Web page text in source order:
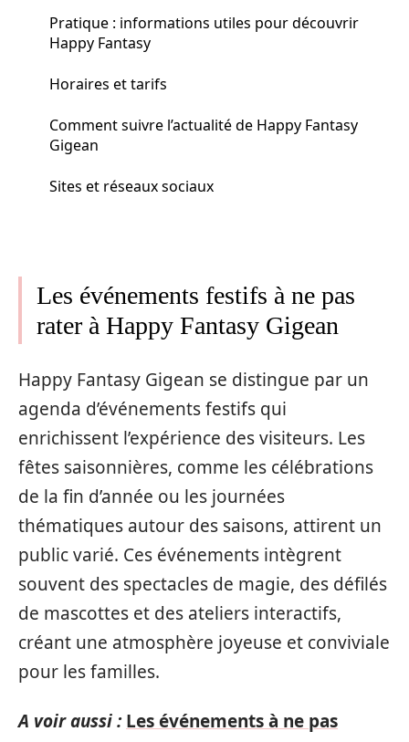
Pratique : informations utiles pour découvrir
Happy Fantasy
Horaires et tarifs
Comment suivre l’actualité de Happy Fantasy
Gigean
Sites et réseaux sociaux
Les événements festifs à ne pas
rater à Happy Fantasy Gigean
Happy Fantasy Gigean se distingue par un
agenda d’événements festifs qui
enrichissent l’expérience des visiteurs. Les
fêtes saisonnières, comme les célébrations
de la fin d’année ou les journées
thématiques autour des saisons, attirent un
public varié. Ces événements intègrent
souvent des spectacles de magie, des défilés
de mascottes et des ateliers interactifs,
créant une atmosphère joyeuse et conviviale
pour les familles.
A voir aussi : Les événements à ne pas